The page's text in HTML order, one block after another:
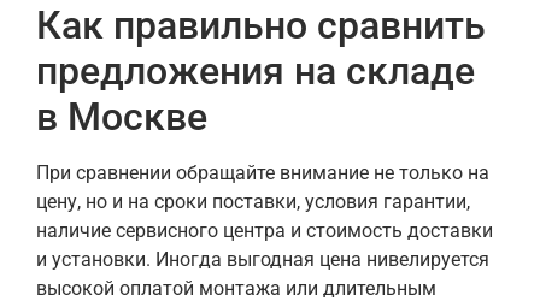
Как правильно сравнить
предложения на складе
в Москве
При сравнении обращайте внимание не только на
цену, но и на сроки поставки, условия гарантии,
наличие сервисного центра и стоимость доставки
и установки. Иногда выгодная цена нивелируется
высокой оплатой монтажа или длительным